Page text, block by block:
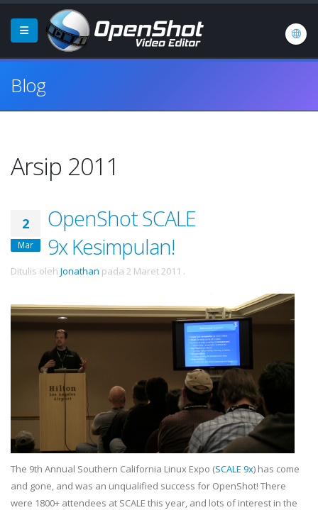
Blog
Arsip 2011
2
Mar
OpenShot SCALE
9x Kesimpulan!
Ditulis oleh Jonathan pada 2 Maret 2011 .
The 9th Annual Southern California Linux Expo (SCALE 9x) has come
and gone, and was an unqualified success for OpenShot! There
were 1800+ attendees at SCALE this year, and lots of interest in the